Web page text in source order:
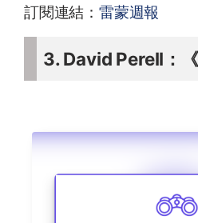
訂閱連結：雷蒙週報
3. David Perell：